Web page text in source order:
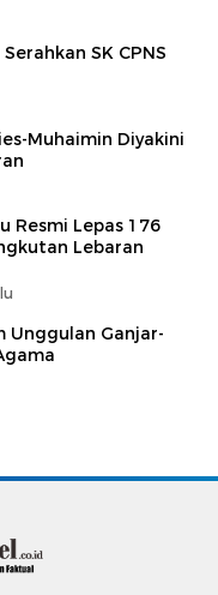
SK CPNS
Muhaimin Diyakini
Resmi Lepas 176
Lebaran
Unggulan Ganjar-